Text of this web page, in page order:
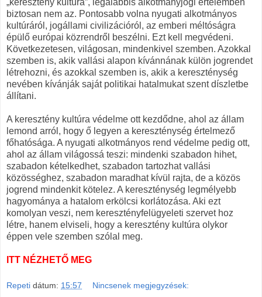
„keresztény kultúra”, legalábbis alkotmányjogi értelemben
biztosan nem az. Pontosabb volna nyugati alkotmányos
kultúráról, jogállami civilizációról, az emberi méltóságra
épülő európai közrendről beszélni. Ezt kell megvédeni.
Következetesen, világosan, mindenkivel szemben. Azokkal
szemben is, akik vallási alapon kívánnának külön jogrendet
létrehozni, és azokkal szemben is, akik a kereszténység
nevében kívánják saját politikai hatalmukat szent díszletbe
állítani.
A keresztény kultúra védelme ott kezdődne, ahol az állam
lemond arról, hogy ő legyen a kereszténység értelmező
főhatósága. A nyugati alkotmányos rend védelme pedig ott,
ahol az állam világossá teszi: mindenki szabadon hihet,
szabadon kételkedhet, szabadon tartozhat vallási
közösséghez, szabadon maradhat kívül rajta, de a közös
jogrend mindenkit kötelez. A kereszténység legmélyebb
hagyománya a hatalom erkölcsi korlátozása. Aki ezt
komolyan veszi, nem keresztényfelügyeleti szervet hoz
létre, hanem elviseli, hogy a keresztény kultúra olykor
éppen vele szemben szólal meg.
ITT NÉZHETŐ MEG
Repeti dátum: 15:57 Nincsenek megjegyzések: